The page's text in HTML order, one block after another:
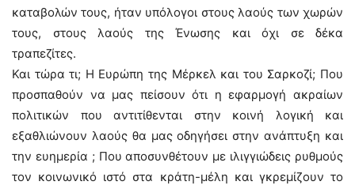
καταβολών τους, ήταν υπόλογοι στους λαούς των χωρών
τους, στους λαούς της Ένωσης και όχι σε δέκα
τραπεζίτες.
Και τώρα τι; Η Ευρώπη της Μέρκελ και του Σαρκοζί; Που
προσπαθούν να μας πείσουν ότι η εφαρμογή ακραίων
πολιτικών που αντιτίθενται στην κοινή λογική και
εξαθλιώνουν λαούς θα μας οδηγήσει στην ανάπτυξη και
την ευημερία ; Που αποσυνθέτουν με ιλιγγιώδεις ρυθμούς
τον κοινωνικό ιστό στα κράτη-μέλη και γκρεμίζουν το